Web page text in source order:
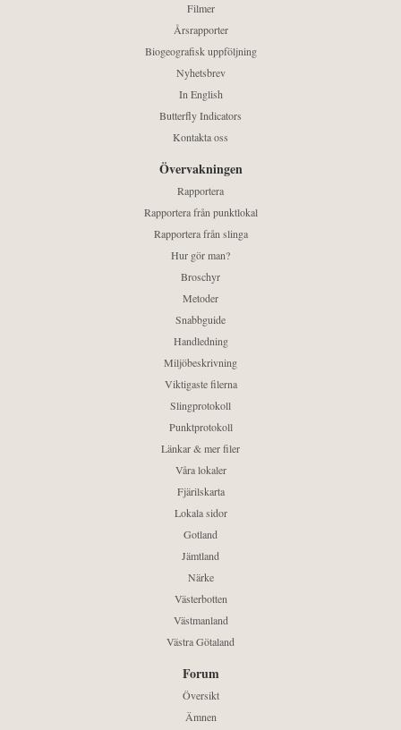
Filmer
Årsrapporter
Biogeografisk uppföljning
Nyhetsbrev
In English
Butterfly Indicators
Kontakta oss
Övervakningen
Rapportera
Rapportera från punktlokal
Rapportera från slinga
Hur gör man?
Broschyr
Metoder
Snabbguide
Handledning
Miljöbeskrivning
Viktigaste filerna
Slingprotokoll
Punktprotokoll
Länkar & mer filer
Våra lokaler
Fjärilskarta
Lokala sidor
Gotland
Jämtland
Närke
Västerbotten
Västmanland
Västra Götaland
Forum
Översikt
Ämnen